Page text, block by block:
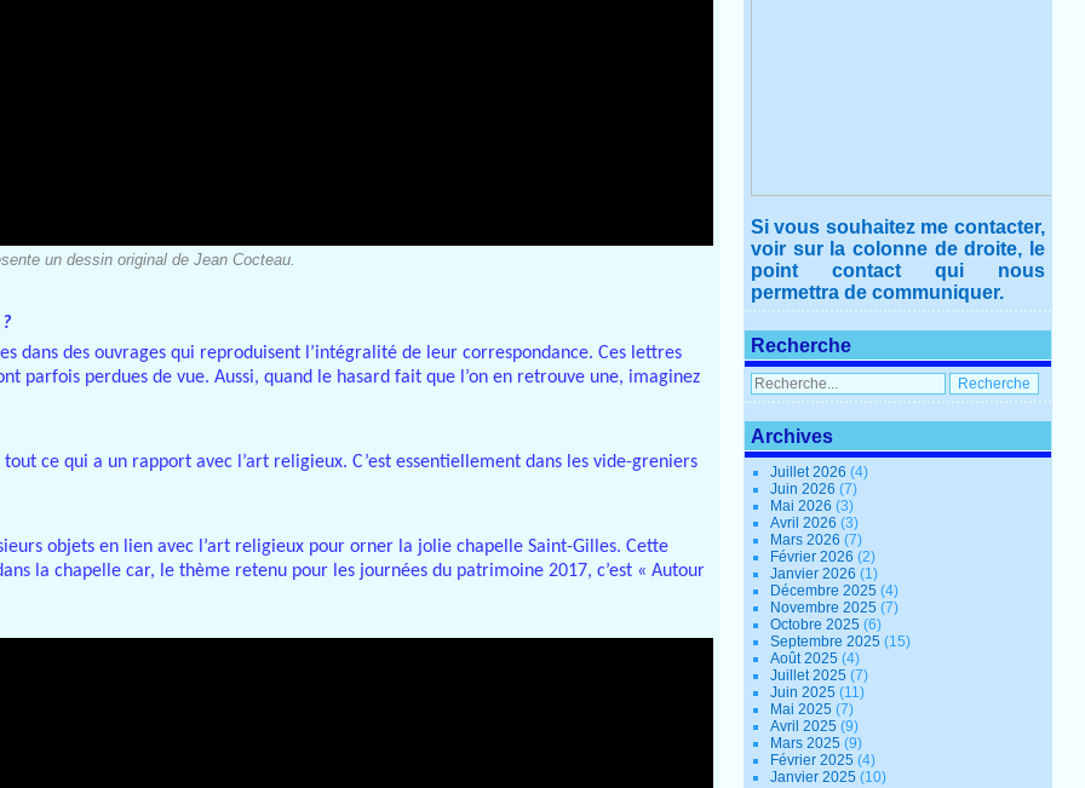
un dessin original de Jean Cocteau.
dans des ouvrages qui reproduisent l’intégralité de leur correspondance. Ces lettres
parfois perdues de vue. Aussi, quand le hasard fait que l’on en retrouve une, imaginez
ce qui a un rapport avec l’art religieux. C’est essentiellement dans les vide-greniers
objets en lien avec l’art religieux pour orner la jolie chapelle Saint-Gilles. Cette
la chapelle car, le thème retenu pour les journées du patrimoine 2017, c’est « Autour
Si vous souhaitez me contacter,
voir sur la colonne de droite, le
point contact qui nous
permettra de communiquer.
Recherche
Archives
Juillet 2026(4)
Juin 2026(7)
Mai 2026(3)
Avril 2026(3)
Mars 2026(7)
Février 2026(2)
Janvier 2026(1)
Décembre 2025(4)
Novembre 2025(7)
Octobre 2025(6)
Septembre 2025(15)
Août 2025(4)
Juillet 2025(7)
Juin 2025(11)
Mai 2025(7)
Avril 2025(9)
Mars 2025(9)
Février 2025(4)
Janvier 2025(10)